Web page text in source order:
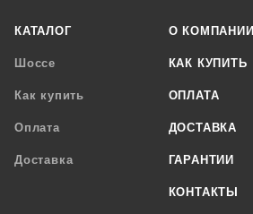
КАТАЛОГ
Шоссе
Как купить
Оплата
Доставка
О КОМПАНИИ
КАК КУПИТЬ
ОПЛАТА
ДОСТАВКА
ГАРАНТИИ
КОНТАКТЫ